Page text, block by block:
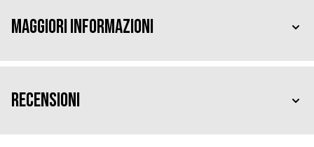
Maggiori Informazioni
Recensioni